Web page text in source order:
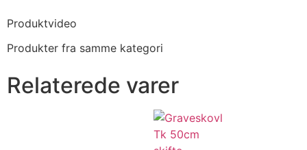
Produktvideo
Produkter fra samme kategori
Relaterede varer